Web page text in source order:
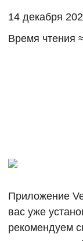
14 декабря
Время чтения
Приложение
вас уже
рекомендуем